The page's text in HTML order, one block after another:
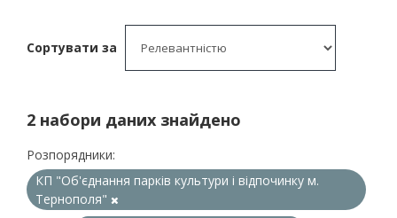
Сортувати за
2 набори даних знайдено
Розпорядники:
КП "Об'єднання парків культури і відпочинку м.
Тернополя"